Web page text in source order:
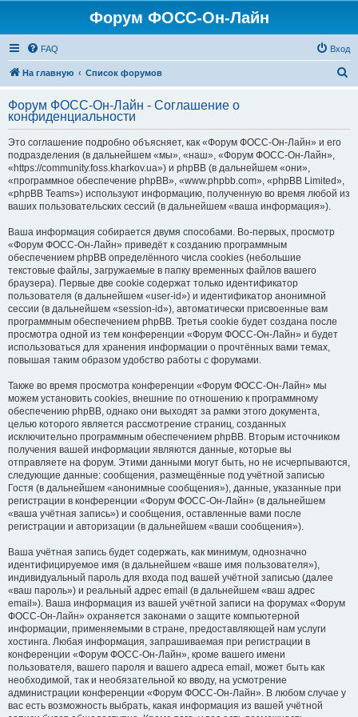
Форум ФОСС-Он-Лайн
FAQ Вход
На главную Список форумов
с
Форум ФОСС-Он-Лайн - Соглашение о
конфиденциальности
Это соглашение подробно объясняет, как «Форум ФОСС-Он-Лайн» и его
подразделения (в дальнейшем «мы», «наш», «Форум ФОСС-Он-Лайн»,
«https://community.foss.kharkov.ua») и phpBB (в дальнейшем «они»,
«программное обеспечение phpBB», «www.phpbb.com», «phpBB Limited»,
«phpBB Teams») используют информацию, полученную во время любой из
ваших пользовательских сессий (в дальнейшем «ваша информация»).
Ваша информация собирается двумя способами. Во-первых, просмотр
«Форум ФОСС-Он-Лайн» приведёт к созданию программным
обеспечением phpBB определённого числа cookies (небольшие
текстовые файлы, загружаемые в папку временных файлов вашего
браузера). Первые две cookie содержат только идентификатор
пользователя (в дальнейшем «user-id») и идентификатор анонимной
сессии (в дальнейшем «session-id»), автоматически присвоенные вам
программным обеспечением phpBB. Третья cookie будет создана после
просмотра одной из тем конференции «Форум ФОСС-Он-Лайн» и будет
использоваться для хранения информации о прочтённых вами темах,
повышая таким образом удобство работы с форумами.
Также во время просмотра конференции «Форум ФОСС-Он-Лайн» мы
можем установить cookies, внешние по отношению к программному
обеспечению phpBB, однако они выходят за рамки этого документа,
целью которого является рассмотрение страниц, созданных
исключительно программным обеспечением phpBB. Вторым источником
получения вашей информации являются данные, которые вы
отправляете на форум. Этими данными могут быть, но не исчерпываются,
следующие данные: сообщения, размещённые под учётной записью
Гостя (в дальнейшем «анонимные сообщения»), данные, указанные при
регистрации в конференции «Форум ФОСС-Он-Лайн» (в дальнейшем
«ваша учётная запись») и сообщения, оставленные вами после
регистрации и авторизации (в дальнейшем «ваши сообщения»).
Ваша учётная запись будет содержать, как минимум, однозначно
идентифицируемое имя (в дальнейшем «ваше имя пользователя»),
индивидуальный пароль для входа под вашей учётной записью (далее
«ваш пароль») и реальный адрес email (в дальнейшем «ваш адрес
email»). Ваша информация из вашей учётной записи на форумах «Форум
ФОСС-Он-Лайн» охраняется законами о защите компьютерной
информации, применяемыми в стране, предоставляющей нам услуги
хостинга. Любая информация, запрашиваемая при регистрации в
конференции «Форум ФОСС-Он-Лайн», кроме вашего имени
пользователя, вашего пароля и вашего адреса email, может быть как
необходимой, так и необязательной ко вводу, на усмотрение
администрации конференции «Форум ФОСС-Он-Лайн». В любом случае у
вас есть возможность выбрать, какая информация из вашей учётной